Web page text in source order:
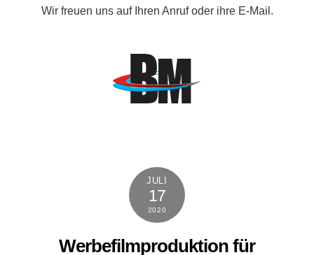
Wir freuen uns auf Ihren Anruf oder ihre E-Mail.
JULI
17
2020
Werbefilmproduktion für